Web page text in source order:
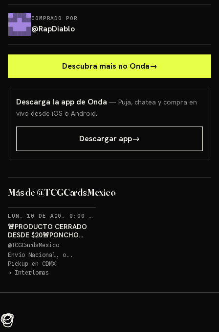
COMPRADO POR
@RapDiablo
Descubra mais no Onda→
Descarga la app de Onda — Puja, chatea y compra en
vivo desde iOS o Android.
Descargar app→
Más de @TCGCardsMexico
PONCHO PIKACHU PSA 10
Sorteo: PONCHO PIKACHU PSA 10 GRATIS→
LUN. 10 DE AGO. 0:00 AM
🚨PRODUCTO CERRADO
DESDE $20🚨PONCHO
PIKACHU PSA 10 GRATIS
@TCGCardsMexico
Envío Nacional, o..
Pickup en CDMX
→ Interlomas